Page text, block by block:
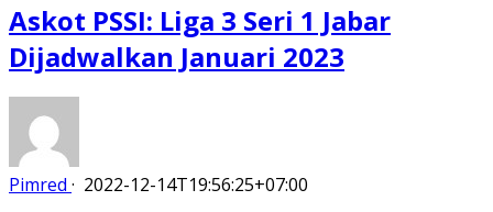
Askot PSSI: Liga 3 Seri 1 Jabar
Dijadwalkan Januari 2023
Pimred · 2022-12-14T19:56:25+07:00